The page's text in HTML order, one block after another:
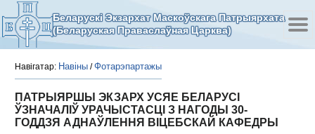
Беларускі Экзархат Маскоўскага Патрыярхата
(Беларуская Праваслаўная Царква)
Навігатар: Навіны /Фотарэпартажы
ПАТРЫЯРШЫ ЭКЗАРХ УСЯЕ БЕЛАРУСІ
ЎЗНАЧАЛІЎ УРАЧЫСТАСЦІ З НАГОДЫ 30-
ГОДДЗЯ АДНАЎЛЕННЯ ВІЦЕБСКАЙ КАФЕДРЫ